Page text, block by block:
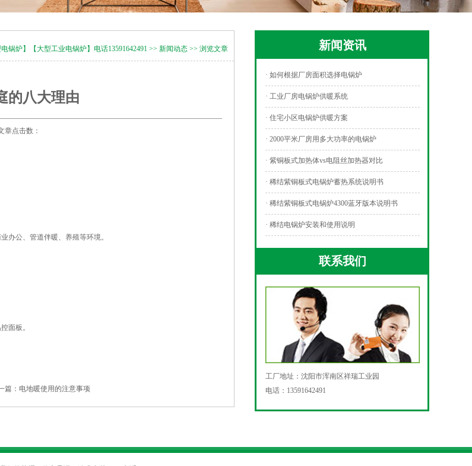
电锅炉】【大型工业电锅炉】电话13591642491 >> 新闻动态 >> 浏览文章
的八大理由
点击数：
办公、管道伴暖、养殖等环境。
面板。
： 电地暖使用的注意事项
新闻资讯
· 如何根据厂房面积选择电锅炉
· 工业厂房电锅炉供暖系统
· 住宅小区电锅炉供暖方案
· 2000平米厂房用多大功率的电锅炉
· 紫铜板式加热体vs电阻丝加热器对比
· 稀结紫铜板式电锅炉蓄热系统说明书
· 稀结紫铜板式电锅炉4300蓝牙版本说明书
· 稀结电锅炉安装和使用说明
联系我们
工厂地址：沈阳市浑南区祥瑞工业园
电话：13591642491